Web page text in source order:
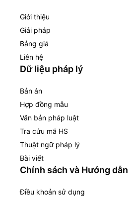
Giới thiệu
Giải pháp
Bảng giá
Liên hệ
Dữ liệu pháp lý
Bản án
Hợp đồng mẫu
Văn bản pháp luật
Tra cứu mã HS
Thuật ngữ pháp lý
Bài viết
Chính sách và Hướng dẫn
Điều khoản sử dụng